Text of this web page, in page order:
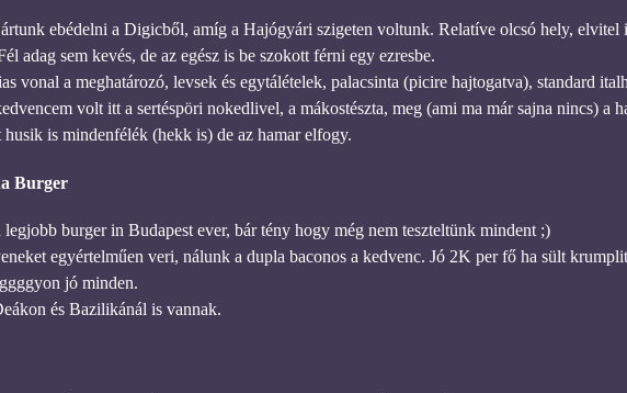
ebédelni a Digicből, amíg a Hajógyári szigeten voltunk. Relatíve olcsó hely, elvitel
adag sem kevés, de az egész is be szokott férni egy ezresbe.
vonal a meghatározó, levsek és egytálételek, palacsinta (picire hajtogatva), standard
volt itt a sertéspöri nokedlivel, a mákostészta, meg (ami ma már sajna nincs) a
husik is mindenfélék (hekk is) de az hamar elfogy.
Burger
legjobb burger in Budapest ever, bár tény hogy még nem teszteltünk mindent ;)
egyértelműen veri, nálunk a dupla baconos a kedvenc. Jó 2K per fő ha sült
jó minden.
és Bazilikánál is vannak.